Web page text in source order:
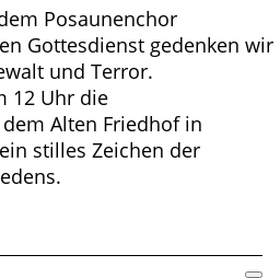
Posaunenchor
Gottesdienst gedenken wir
und Terror.
12 Uhr die
Alten Friedhof in
stilles Zeichen der